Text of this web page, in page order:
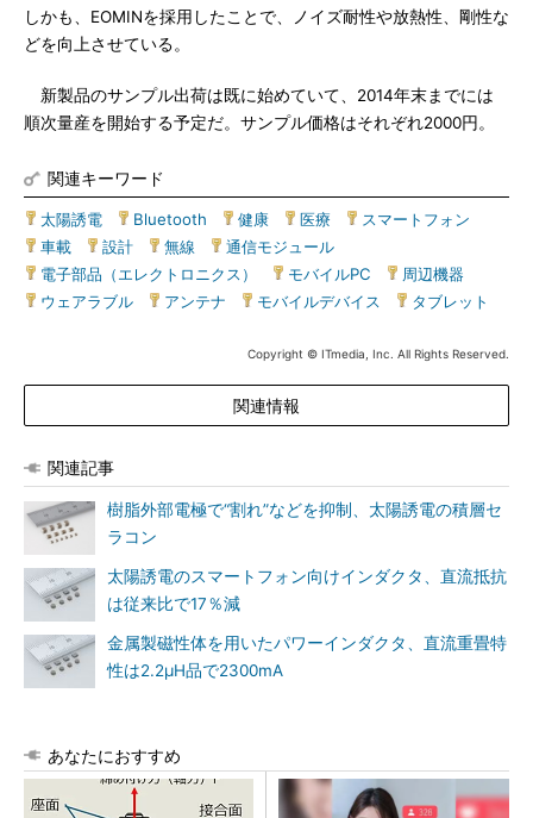
しかも、EOMINを採用したことで、ノイズ耐性や放熱性、剛性な
どを向上させている。
新製品のサンプル出荷は既に始めていて、2014年末までには
順次量産を開始する予定だ。サンプル価格はそれぞれ2000円。
関連キーワード
太陽誘電 Bluetooth 健康 医療 スマートフォン
車載
設計 無線 通信モジュール
電子部品（エレクトロニクス）
モバイルPC 周辺機器
ウェアラブル
アンテナ モバイルデバイス タブレット
Copyright © ITmedia, Inc. All Rights Reserved.
関連情報
関連記事
樹脂外部電極で“割れ”などを抑制、太陽誘電の積層セ
ラコン
太陽誘電のスマートフォン向けインダクタ、直流抵抗
は従来比で17％減
金属製磁性体を用いたパワーインダクタ、直流重畳特
性は2.2μH品で2300mA
あなたにおすすめ